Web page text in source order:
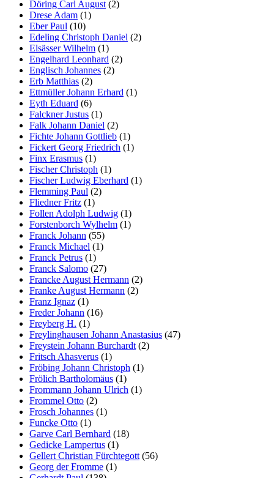
Döring Carl August (2)
Drese Adam (1)
Eber Paul (10)
Edeling Christoph Daniel (2)
Elsässer Wilhelm (1)
Engelhard Leonhard (2)
Englisch Johannes (2)
Erb Matthias (2)
Ettmüller Johann Erhard (1)
Eyth Eduard (6)
Falckner Justus (1)
Falk Johann Daniel (2)
Fichte Johann Gottlieb (1)
Fickert Georg Friedrich (1)
Finx Erasmus (1)
Fischer Christoph (1)
Fischer Ludwig Eberhard (1)
Flemming Paul (2)
Fliedner Fritz (1)
Follen Adolph Ludwig (1)
Forstenborch Wylhelm (1)
Franck Johann (55)
Franck Michael (1)
Franck Petrus (1)
Franck Salomo (27)
Francke August Hermann (2)
Franke August Hermann (2)
Franz Ignaz (1)
Freder Johann (16)
Freyberg H. (1)
Freylinghausen Johann Anastasius (47)
Freystein Johann Burchardt (2)
Fritsch Ahasverus (1)
Fröbing Johann Christoph (1)
Frölich Bartholomäus (1)
Frommann Johann Ulrich (1)
Frommel Otto (2)
Frosch Johannes (1)
Funcke Otto (1)
Garve Carl Bernhard (18)
Gedicke Lampertus (1)
Gellert Christian Fürchtegott (56)
Georg der Fromme (1)